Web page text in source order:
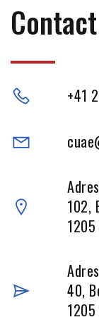
Contact
+41
102,
1205
40,
1205